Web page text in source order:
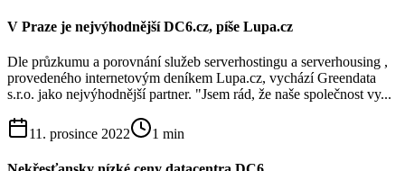
V Praze je nejvýhodnější DC6.cz, píše Lupa.cz
Dle průzkumu a porovnání služeb serverhostingu a serverhousing ,
provedeného internetovým deníkem Lupa.cz, vychází Greendata
s.r.o. jako nejvýhodnější partner. "Jsem rád, že naše společnost vy...
11. prosince 2022 1 min